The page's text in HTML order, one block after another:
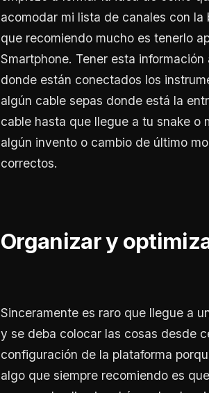
acomodar mi lista de canales con
que recomiendo mucho es tenerlo
Smartphone. Tener esta
donde están conectados los
algún cable sepas donde está la
cable hasta que llegue a tu snake o
algún invento o cambio de último
correctos.
Organizar y
Sinceramente es raro que llegue a
y se deba colocar las cosas desde
configuración de la plataforma
algo que siempre recomiendo es